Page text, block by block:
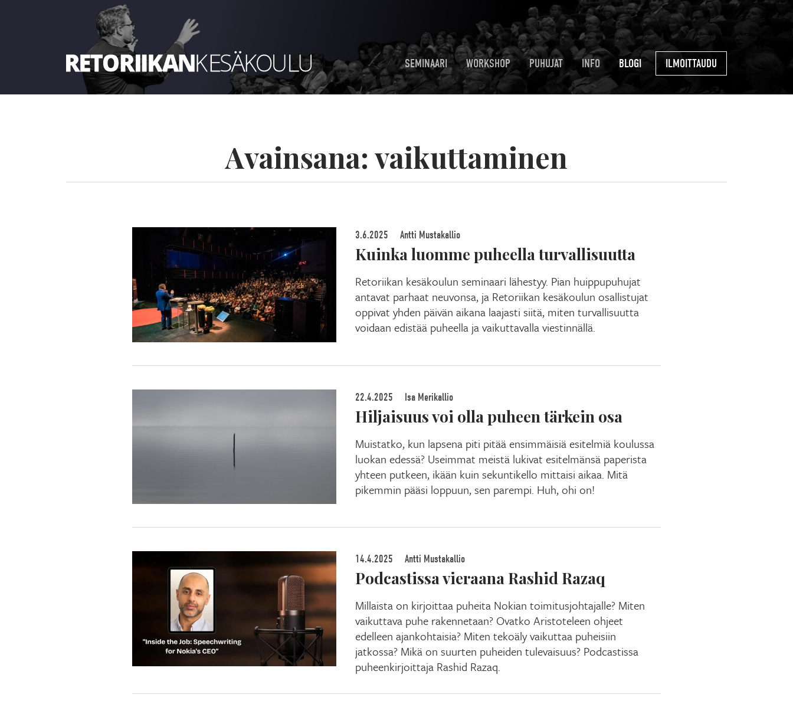
SEMINAARI WORKSHOP PUHUJAT INFO BLOGI ILMOITTAUDU
Avainsana: vaikuttaminen
3.6.2025 Antti Mustakallio
Kuinka luomme puheella turvallisuutta
Retoriikan kesäkoulun seminaari lähestyy. Pian huippupuhujat
antavat parhaat neuvonsa, ja Retoriikan kesäkoulun osallistujat
oppivat yhden päivän aikana laajasti siitä, miten turvallisuutta
voidaan edistää puheella ja vaikuttavalla viestinnällä.
22.4.2025 Isa Merikallio
Hiljaisuus voi olla puheen tärkein osa
Muistatko, kun lapsena piti pitää ensimmäisiä esitelmiä koulussa
luokan edessä? Useimmat meistä lukivat esitelmänsä paperista
yhteen putkeen, ikään kuin sekuntikello mittaisi aikaa. Mitä
pikemmin pääsi loppuun, sen parempi. Huh, ohi on!
14.4.2025 Antti Mustakallio
Podcastissa vieraana Rashid Razaq
Millaista on kirjoittaa puheita Nokian toimitusjohtajalle? Miten
vaikuttava puhe rakennetaan? Ovatko Aristoteleen ohjeet
edelleen ajankohtaisia? Miten tekoäly vaikuttaa puheisiin
jatkossa? Mikä on suurten puheiden tulevaisuus? Podcastissa
puheenkirjoittaja Rashid Razaq.